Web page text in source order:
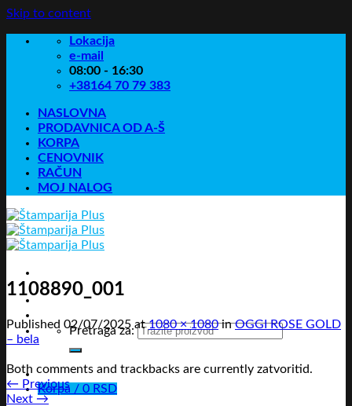
Skip to content
Lokacija
e-mail
08:00 - 16:30
+38164 70 79 383
NASLOVNA
PRODAVNICA OD A-Š
KORPA
CENOVNIK
RAČUN
MOJ NALOG
Pretraga za:
Korpa / 0 RSD
1108890_001
Published 02/07/2025 at1080 × 1080inOGGI ROSE GOLD
– bela
Both comments and trackbacks are currently zatvoritid.
← Previous
Next →